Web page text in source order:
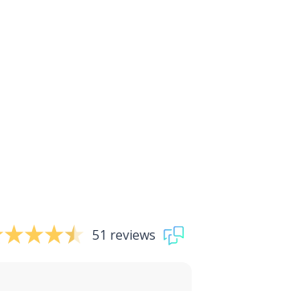
51 reviews